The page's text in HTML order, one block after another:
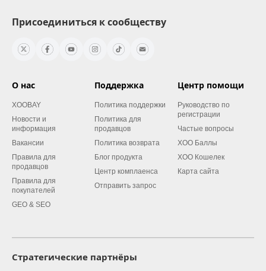
Присоединиться к сообществу
О нас
XOOBAY
Новости и
информация
Вакансии
Правила для
продавцов
Правила для
покупателей
GEO & SEO
Поддержка
Политика поддержки
Политика для
продавцов
Политика возврата
Блог продукта
Центр комплаенса
Отправить запрос
Центр помощи
Руководство по
регистрации
Частые вопросы
XOO Баллы
XOO Кошелек
Карта сайта
Стратегические партнёры